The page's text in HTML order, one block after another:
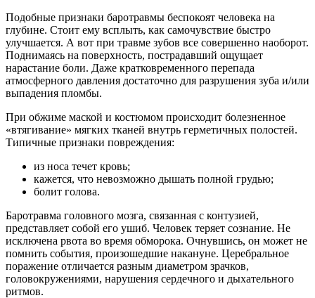
Подобные признаки баротравмы беспокоят человека на
глубине. Стоит ему всплыть, как самочувствие быстро
улучшается. А вот при травме зубов все совершенно наоборот.
Поднимаясь на поверхность, пострадавший ощущает
нарастание боли. Даже кратковременного перепада
атмосферного давления достаточно для разрушения зуба и/или
выпадения пломбы.
При обжиме маской и костюмом происходит болезненное
«втягивание» мягких тканей внутрь герметичных полостей.
Типичные признаки повреждения:
из носа течет кровь;
кажется, что невозможно дышать полной грудью;
болит голова.
Баротравма головного мозга, связанная с контузией,
представляет собой его ушиб. Человек теряет сознание. Не
исключена рвота во время обморока. Очнувшись, он может не
помнить события, произошедшие накануне. Церебральное
поражение отличается разным диаметром зрачков,
головокружениями, нарушения сердечного и дыхательного
ритмов.